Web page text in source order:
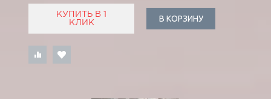
КУПИТЬ В 1
КЛИК
В КОРЗИНУ